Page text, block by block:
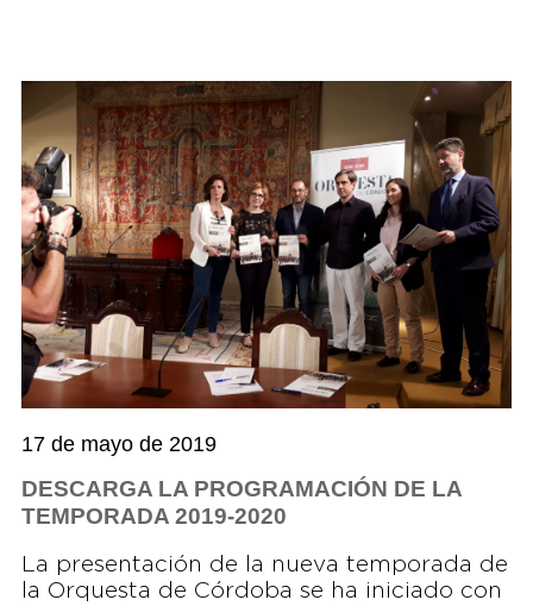
17 de mayo de 2019
DESCARGA LA PROGRAMACIÓN DE LA
TEMPORADA 2019-2020
La presentación de la nueva temporada de
la Orquesta de Córdoba se ha iniciado con